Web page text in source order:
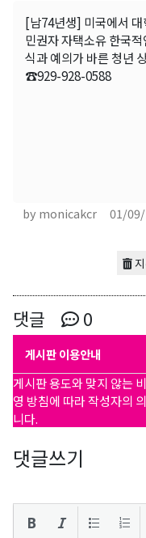
[남74년생] 미국에서 대
민권자 자택소유 한국
식과 예의가 바른 청년
☎929-928-0588
by monicakcr 01/09/
댓글 0
게시판 이용안내
게시판 용도와 맞지 않는
영 방침에 따라 작성자의
니다.
댓글쓰기